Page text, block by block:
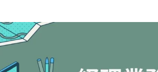
経理システム無料診断